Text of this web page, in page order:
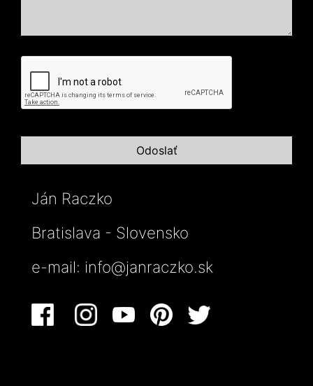
Ján Raczko
Bratislava - Slovensko
e-mail: info@janraczko.sk